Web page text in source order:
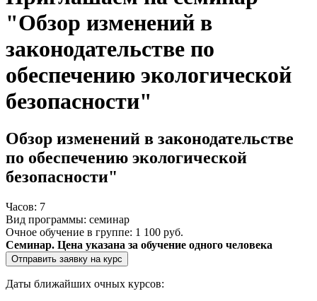
"Обзор изменений в
законодательстве по
обеспечению экологической
безопасности"
Обзор изменений в законодательстве
по обеспечению экологической
безопасности"
Часов: 7
Вид программы: семинар
Очное обучение в группе: 1 100 руб.
Семинар. Цена указана за обучение одного человека
Отправить заявку на курс
Даты ближайших очных курсов: